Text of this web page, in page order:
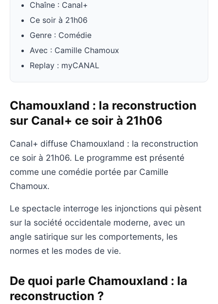
Chaîne : Canal+
Ce soir à 21h06
Genre : Comédie
Avec : Camille Chamoux
Replay : myCANAL
Chamouxland : la reconstruction
sur Canal+ ce soir à 21h06
Canal+ diffuse Chamouxland : la reconstruction
ce soir à 21h06. Le programme est présenté
comme une comédie portée par Camille
Chamoux.
Le spectacle interroge les injonctions qui pèsent
sur la société occidentale moderne, avec un
angle satirique sur les comportements, les
normes et les modes de vie.
De quoi parle Chamouxland : la
reconstruction ?